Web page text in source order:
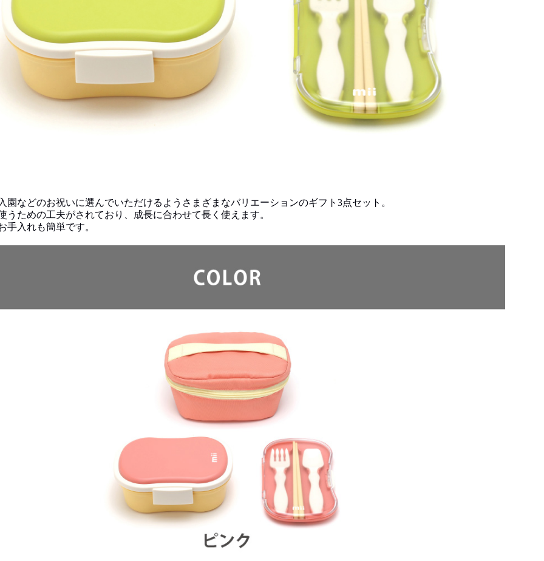
園などのお祝いに選んでいただけるようさまざまなバリエーションのギフト3点セット。
うための工夫がされており、成長に合わせて長く使えます。
手入れも簡単です。